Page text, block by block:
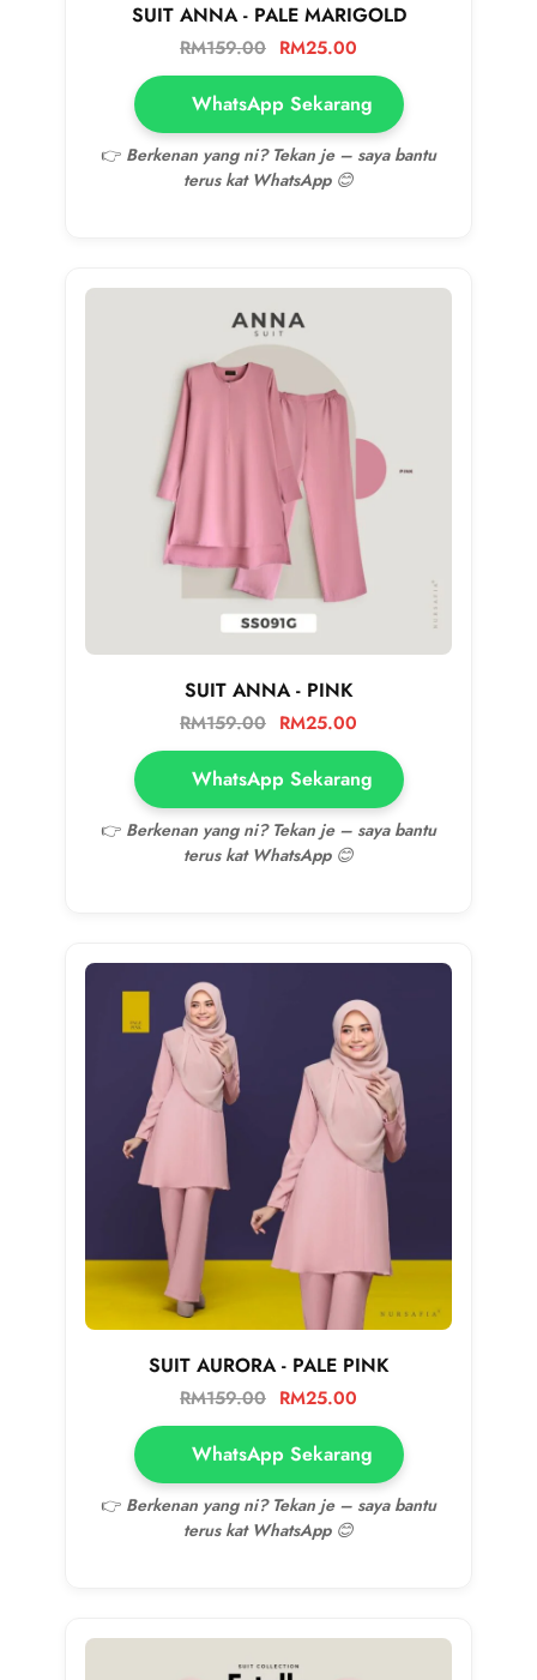
SUIT ANNA - PALE MARIGOLD
RM159.00 RM25.00
WhatsApp Sekarang
👉 Berkenan yang ni? Tekan je – saya bantu
terus kat WhatsApp 😊
SUIT ANNA - PINK
RM159.00 RM25.00
WhatsApp Sekarang
👉 Berkenan yang ni? Tekan je – saya bantu
terus kat WhatsApp 😊
SUIT AURORA - PALE PINK
RM159.00 RM25.00
WhatsApp Sekarang
👉 Berkenan yang ni? Tekan je – saya bantu
terus kat WhatsApp 😊